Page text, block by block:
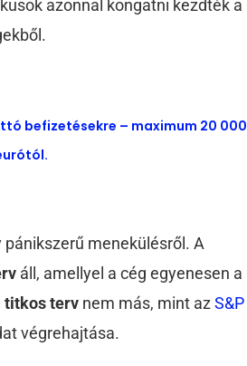
azonnal kongatni kezdték a
befizetésekre – maximum 20 000
menekülésről. A
áll, amellyel a cég egyenesen a
titkos terv nem más, mint azS&P
végrehajtása.